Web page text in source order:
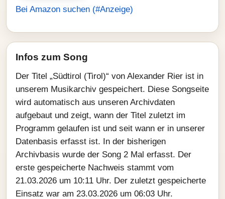
Bei Amazon suchen (#Anzeige)
Infos zum Song
Der Titel „Südtirol (Tirol)“ von Alexander Rier ist in
unserem Musikarchiv gespeichert. Diese Songseite
wird automatisch aus unseren Archivdaten
aufgebaut und zeigt, wann der Titel zuletzt im
Programm gelaufen ist und seit wann er in unserer
Datenbasis erfasst ist. In der bisherigen
Archivbasis wurde der Song 2 Mal erfasst. Der
erste gespeicherte Nachweis stammt vom
21.03.2026 um 10:11 Uhr. Der zuletzt gespeicherte
Einsatz war am 23.03.2026 um 06:03 Uhr.